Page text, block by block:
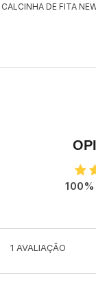
CALCINHA DE FITA
1 AVALIAÇÃO